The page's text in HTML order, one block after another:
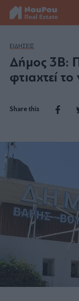
ΕΙΔΗΣΕΙΣ
Δήμος 3Β:
φτιαχτεί
Share this